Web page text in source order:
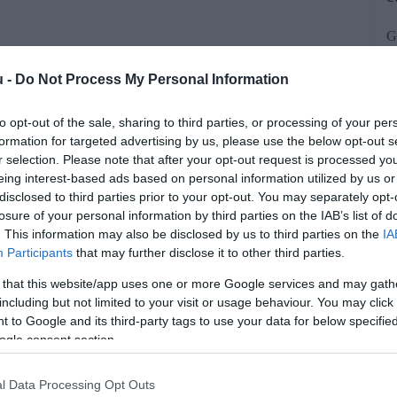
- Do Not Process My Personal Information
opt-out of the sale, sharing to third parties, or processing of your
for targeted advertising by us, please use the below opt-out
selection. Please note that after your opt-out request is processed
interest-based ads based on personal information utilized by us
to third parties prior to your opt-out. You may separately
of your personal information by third parties on the IAB’s list of
This information may also be disclosed by us to third parties on the
Participants that may further disclose it to other third parties.
that this website/app uses one or more Google services and may
but not limited to your visit or usage behaviour. You may
to Google and its third-party tags to use your data for below
consent section.
Data Processing Opt Outs
fenn a NAV szűrőjén: a hivatal
jelentős munkabérekre
nem végeztek valódi gazdasági
a NAV a jogosulatlan összegeket
Magyarul: büntetett.